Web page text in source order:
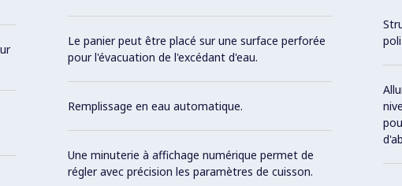
Le panier peut être placé sur une surface perforée
pour l'évacuation de l'excédant d'eau.
Remplissage en eau automatique.
Une minuterie à affichage numérique permet de
régler avec précision les paramètres de cuisson.